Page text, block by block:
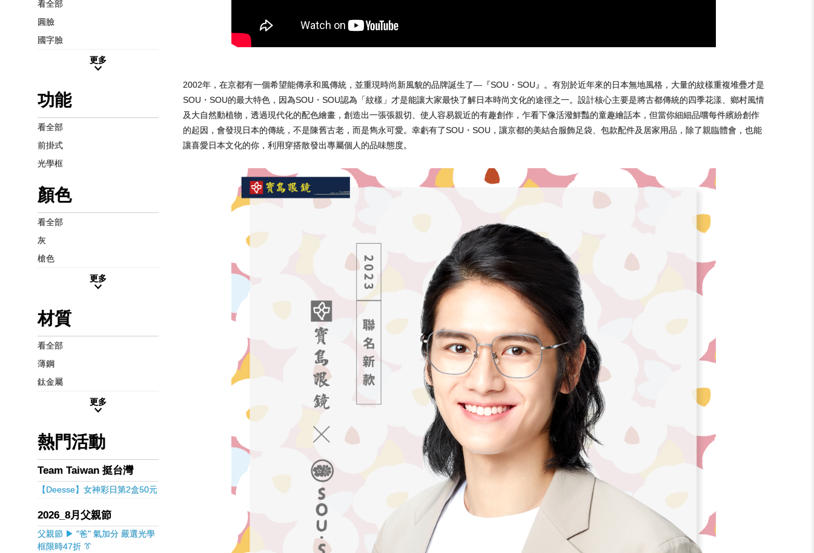
看全部
圓臉
國字臉
更多
功能
看全部
前掛式
光學框
顏色
看全部
灰
槍色
更多
材質
看全部
薄鋼
鈦金屬
更多
熱門活動
Team Taiwan 挺台灣
【Deesse】女神彩日第2盒50元
2026_8月父親節
父親節 ▶ "爸" 氣加分 嚴選光學
框限時47折 👔
2002年，在京都有一個希望能傳承和風傳統，並重現時尚新風貌的品牌誕生了—『SOU・SOU』。有別於近年來的日本無地風格，大量的紋樣重複堆疊才是
SOU・SOU的最大特色，因為SOU・SOU認為「紋樣」才是能讓大家最快了解日本時尚文化的途徑之一。設計核心主要是將古都傳統的四季花漾、鄉村風情
及大自然動植物，透過現代化的配色繪畫，創造出一張張親切、使人容易親近的有趣創作，乍看下像活潑鮮豔的童趣繪話本，但當你細細品嚐每件繽紛創作
的起因，會發現日本的傳統，不是陳舊古老，而是雋永可愛。幸虧有了SOU・SOU，讓京都的美結合服飾足袋、包款配件及居家用品，除了親臨體會，也能
讓喜愛日本文化的你，利用穿搭散發出專屬個人的品味態度。